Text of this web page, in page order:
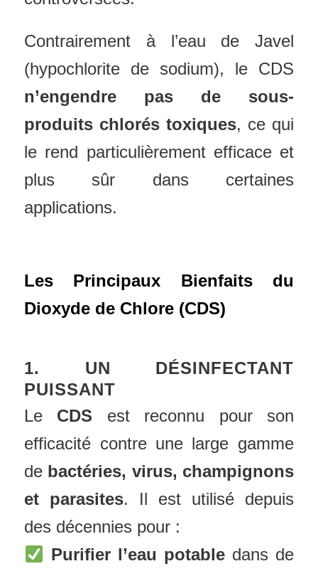
Contrairement à l’eau de Javel
(hypochlorite de sodium), le CDS
n’engendre pas de sous-
produits chlorés toxiques, ce qui
le rend particulièrement efficace et
plus sûr dans certaines
applications.
Les Principaux Bienfaits du
Dioxyde de Chlore (CDS)
1. UN DÉSINFECTANT
PUISSANT
Le CDS est reconnu pour son
efficacité contre une large gamme
de bactéries, virus, champignons
et parasites. Il est utilisé depuis
des décennies pour :
Purifier l’eau potabledans de